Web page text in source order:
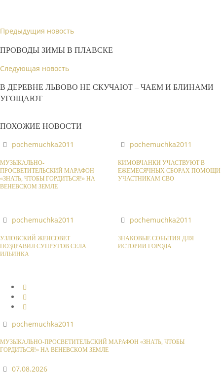
Предыдущия новость
ПРОВОДЫ ЗИМЫ В ПЛАВСКЕ
Следующая новость
В ДЕРЕВНЕ ЛЬВОВО НЕ СКУЧАЮТ – ЧАЕМ И БЛИНАМИ
УГОЩАЮТ
ПОХОЖИЕ НОВОСТИ
pochemuchka2011
МУЗЫКАЛЬНО-
ПРОСВЕТИТЕЛЬСКИЙ МАРАФОН
«ЗНАТЬ, ЧТОБЫ ГОРДИТЬСЯ!» НА
ВЕНЕВСКОМ ЗЕМЛЕ
pochemuchka2011
КИМОВЧАНКИ УЧАСТВУЮТ В
ЕЖЕМЕСЯЧНЫХ СБОРАХ ПОМОЩИ
УЧАСТНИКАМ СВО
pochemuchka2011
УЗЛОВСКИЙ ЖЕНСОВЕТ
ПОЗДРАВИЛ СУПРУГОВ СЕЛА
ИЛЬИНКА
pochemuchka2011
ЗНАКОВЫЕ СОБЫТИЯ ДЛЯ
ИСТОРИИ ГОРОДА
pochemuchka2011
МУЗЫКАЛЬНО-ПРОСВЕТИТЕЛЬСКИЙ МАРАФОН «ЗНАТЬ, ЧТОБЫ
ГОРДИТЬСЯ!» НА ВЕНЕВСКОМ ЗЕМЛЕ
07.08.2026